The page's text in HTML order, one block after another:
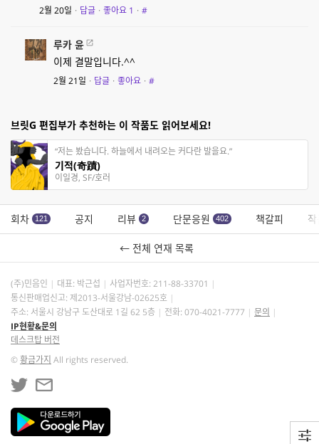
2월 20일 · 답글 · 좋아요 1 · #
루카 윤
이제 결말입니다.^^
2월 21일 · 답글 · 좋아요 · #
브릿G 편집부가 추천하는 이 작품도 읽어보세요!
“저는 봤습니다. 하늘에서 내려오는 커다란 발을요.”
기적(奇蹟)
이일경, SF/호러
회차 121 공지 리뷰 2 단문응원 402 책갈피
← 전체 연재 목록
(주)민음인 대표: 박근섭 사업자번호: 211-88-33701
통신판매업신고: 제2013-서울강남-02625호
주소: 서울시 강남구 도산대로 1길 62 5층
전화: 070-4021-7777
문의
IP현황&문의
데스크탑 버전
©황금가지 All rights reserved.